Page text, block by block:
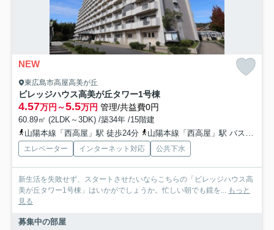
NEW
東広島市高屋高美が丘
ビレッジハウス高美が丘タワー1号棟
4.57万円～5.5万円 管理/共益費0円
60.89㎡ (2LDK～3DK) /築34年 /15階建
山陽本線「西高屋」駅 徒歩24分
山陽本線「西高屋」駅 バス12分 「高美が丘公園（芸陽バス）」 停歩6分
エレベーター インターネット対応 公共下水
新生活を失敗せず、スタートさせたいならこちらの「ビレッジハウス高
美が丘タワー1号棟」はいかがでしょうか。忙しい朝でも鏡を...
もっと
見る
募集中の部屋